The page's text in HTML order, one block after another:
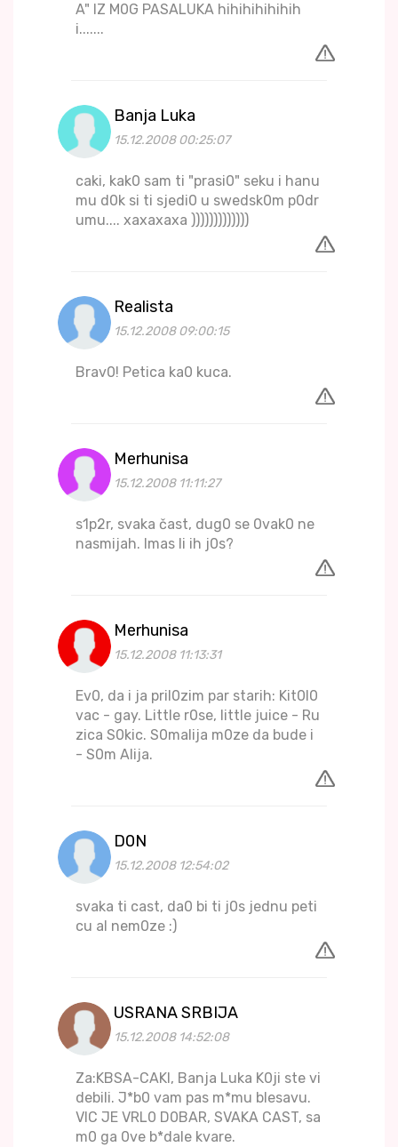
A" IZ M0G PASALUKA hihihihihihih
i.......
Banja Luka
15.12.2008 00:25:07
caki, kak0 sam ti "prasi0" seku i hanu
mu d0k si ti sjedi0 u swedsk0m p0dr
umu.... xaxaxaxa )))))))))))))
Realista
15.12.2008 09:00:15
Brav0! Petica ka0 kuca.
Merhunisa
15.12.2008 11:11:27
s1p2r, svaka čast, dug0 se 0vak0 ne
nasmijah. Imas li ih j0s?
Merhunisa
15.12.2008 11:13:31
Ev0, da i ja pril0zim par starih: Kit0l0
vac - gay. Little r0se, little juice - Ru
zica S0kic. S0malija m0ze da bude i
- S0m Alija.
D0N
15.12.2008 12:54:02
svaka ti cast, da0 bi ti j0s jednu peti
cu al nem0ze :)
USRANA SRBIJA
15.12.2008 14:52:08
Za:KBSA-CAKI, Banja Luka K0ji ste vi
debili. J*b0 vam pas m*mu blesavu.
VIC JE VRL0 D0BAR, SVAKA CAST, sa
m0 ga 0ve b*dale kvare.